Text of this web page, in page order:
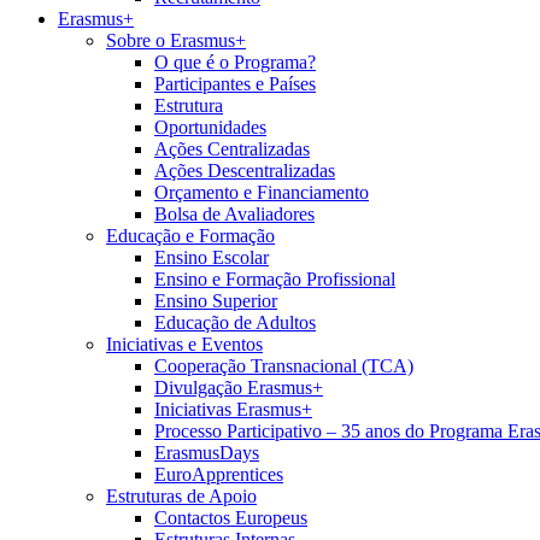
Erasmus+
Sobre o Erasmus+
O que é o Programa?
Participantes e Países
Estrutura
Oportunidades
Ações Centralizadas
Ações Descentralizadas
Orçamento e Financiamento
Bolsa de Avaliadores
Educação e Formação
Ensino Escolar
Ensino e Formação Profissional
Ensino Superior
Educação de Adultos
Iniciativas e Eventos
Cooperação Transnacional (TCA)
Divulgação Erasmus+
Iniciativas Erasmus+
Processo Participativo – 35 anos do Programa
ErasmusDays
EuroApprentices
Estruturas de Apoio
Contactos Europeus